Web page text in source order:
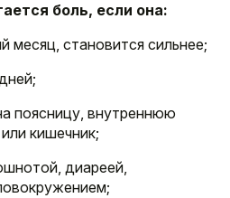
боль, если она:
месяц, становится сильнее;
поясницу, внутреннюю
кишечник;
диареей,